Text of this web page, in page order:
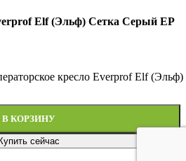
Elf (Эльф) Сетка Серый EP
кресло Everprof Elf
В КОРЗИНУ
Купить сейчас